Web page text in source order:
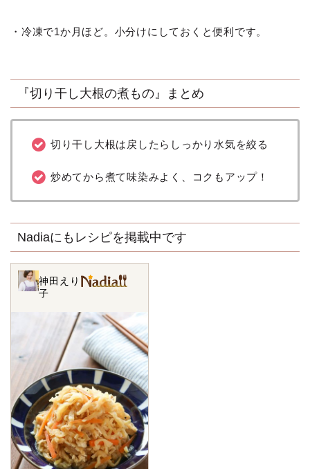
・冷凍で1か月ほど。小分けにしておくと便利です。
『切り干し大根の煮もの』まとめ
切り干し大根は戻したらしっかり水気を絞る
炒めてから煮て味染みよく、コクもアップ！
Nadiaにもレシピを掲載中です
神田えり
子